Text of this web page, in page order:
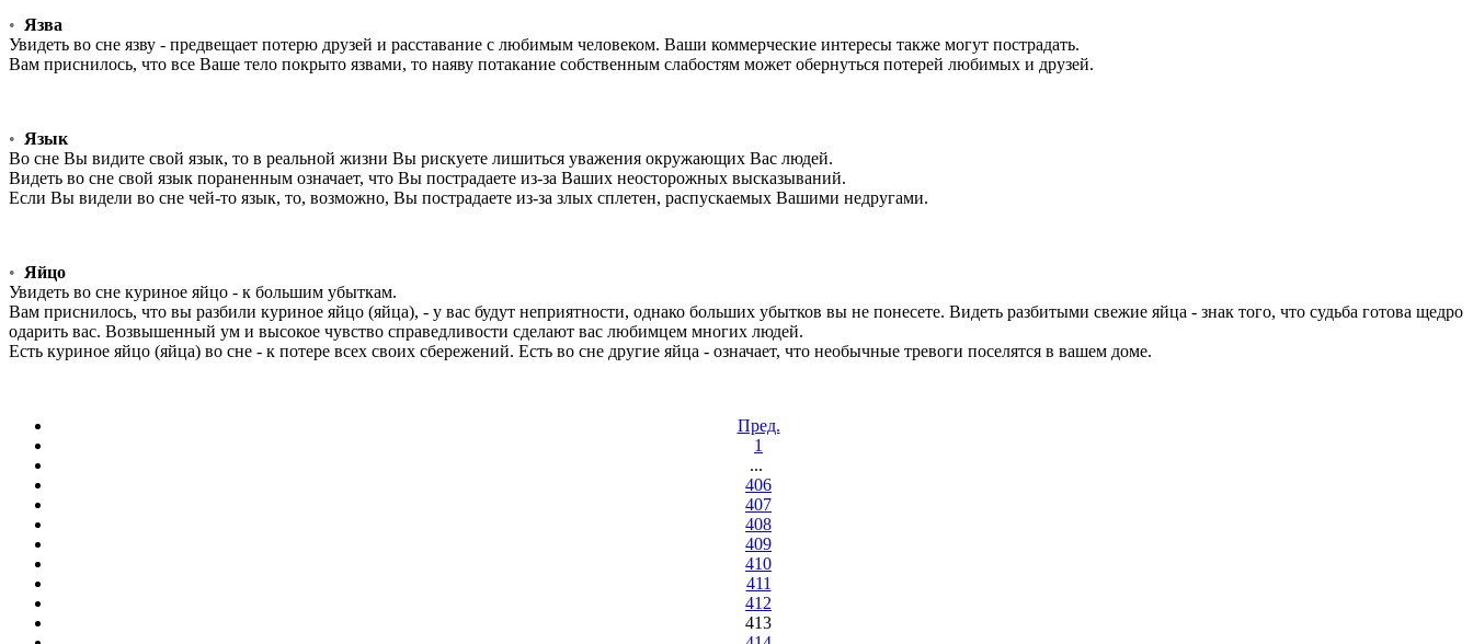
• Язва
Увидеть во сне язву - предвещает потерю друзей и расставание с любимым человеком. Ваши коммерческие интересы также могут пострадать.
Вам приснилось, что все Ваше тело покрыто язвами, то наяву потакание собственным слабостям может обернуться потерей любимых и друзей.
• Язык
Во сне Вы видите свой язык, то в реальной жизни Вы рискуете лишиться уважения окружающих Вас людей.
Видеть во сне свой язык пораненным означает, что Вы пострадаете из-за Ваших неосторожных высказываний.
Если Вы видели во сне чей-то язык, то, возможно, Вы пострадаете из-за злых сплетен, распускаемых Вашими недругами.
• Яйцо
Увидеть во сне куриное яйцо - к большим убыткам.
Вам приснилось, что вы разбили куриное яйцо (яйца), - у вас будут неприятности, однако больших убытков вы не понесете. Видеть разбитыми свежие яйца - знак того, что судьба готова щедро
одарить вас. Возвышенный ум и высокое чувство справедливости сделают вас любимцем многих людей.
Есть куриное яйцо (яйца) во сне - к потере всех своих сбережений. Есть во сне другие яйца - означает, что необычные тревоги поселятся в вашем доме.
Пред.
1
...
406
407
408
409
410
411
412
413